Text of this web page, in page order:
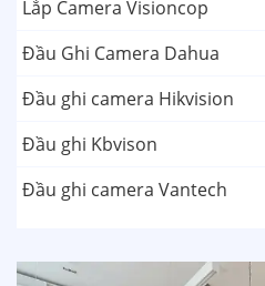
Lắp Camera Visioncop
Đầu Ghi Camera Dahua
Đầu ghi camera Hikvision
Đầu ghi Kbvison
Đầu ghi camera Vantech